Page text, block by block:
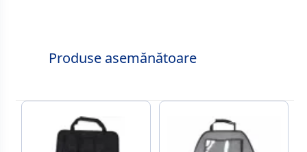
Produse asemănătoare